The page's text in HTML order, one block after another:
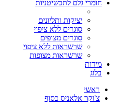
חומרי גלם לתכשיטניות
יציקות ותליונים
סוגרים ללא ציפוי
סוגרים מצופים
שרשראות ללא ציפוי
שרשראות מצופות
מידות
בלוג
ראשי
צ'וקר אלאניס כסוף